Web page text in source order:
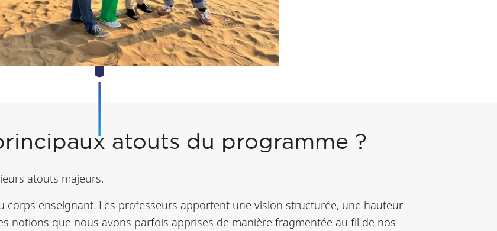
atouts du programme ?
atouts majeurs.
corps enseignant. Les professeurs apportent une vision structurée, une hauteur
notions que nous avons parfois apprises de manière fragmentée au fil de nos